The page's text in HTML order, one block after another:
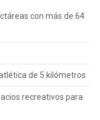
con más de 64
de 5 kilómetros
recreativos para